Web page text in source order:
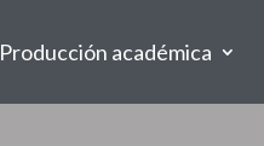
Producción académica